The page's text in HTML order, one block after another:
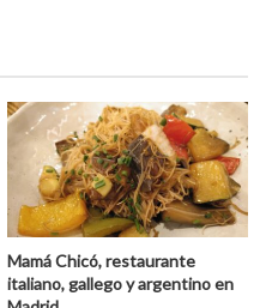
w
b
Mamá Chicó, restaurante
italiano, gallego y argentino en